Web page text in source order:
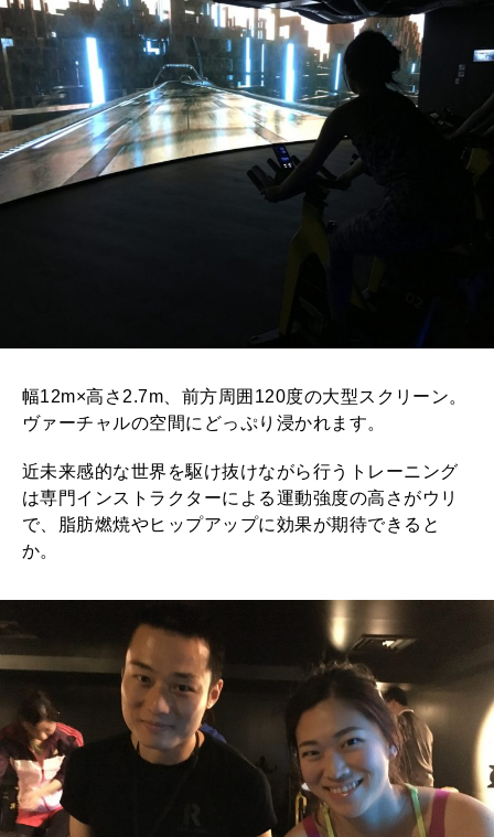
幅12m×高さ2.7m、前方周囲120度の大型スクリーン。
ヴァーチャルの空間にどっぷり浸かれます。
近未来感的な世界を駆け抜けながら行うトレーニング
は専門インストラクターによる運動強度の高さがウリ
で、脂肪燃焼やヒップアップに効果が期待できると
か。